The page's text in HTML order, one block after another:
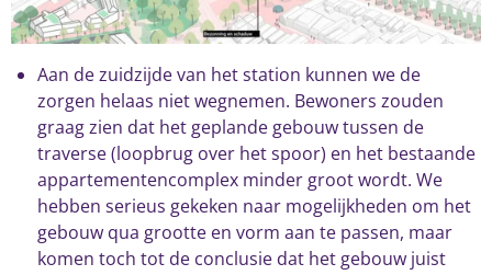
Aan de zuidzijde van het station kunnen we de
zorgen helaas niet wegnemen. Bewoners zouden
graag zien dat het geplande gebouw tussen de
traverse (loopbrug over het spoor) en het bestaande
appartementencomplex minder groot wordt. We
hebben serieus gekeken naar mogelijkheden om het
gebouw qua grootte en vorm aan te passen, maar
komen toch tot de conclusie dat het gebouw juist